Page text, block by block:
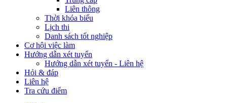
Liên thông
Thời khóa biểu
Lịch thi
Danh sách tốt nghiệp
Cơ hội việc làm
Hướng dẫn xét tuyển
Hướng dẫn xét tuyển - Liên hệ
Hỏi & đáp
Liên hệ
Tra cứu điểm